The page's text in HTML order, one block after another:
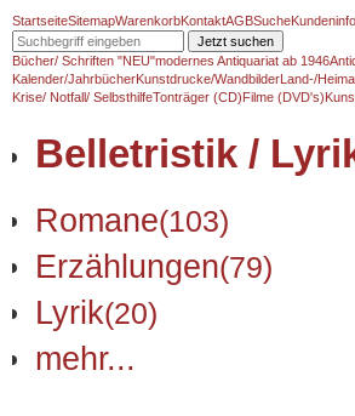
StartseiteSitemapWarenkorbKontaktAGBSucheKundeninfo
Jetzt suchen
Bücher/ Schriften "NEU"modernes Antiquariat ab 1946
Kalender/JahrbücherKunstdrucke/WandbilderLand-/
Krise/ Notfall/ SelbsthilfeTonträger (CD)Filme (DVD's)
Belletristik /
Romane(103)
Erzählungen(79)
Lyrik(20)
mehr...